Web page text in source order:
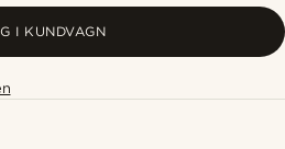
I KUNDVAGN